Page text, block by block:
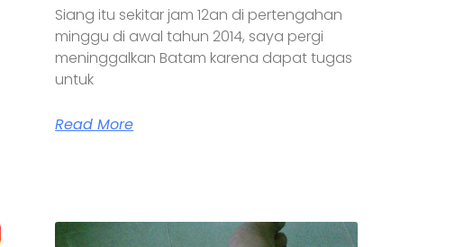
Siang itu sekitar jam 12an di pertengahan
minggu di awal tahun 2014, saya pergi
meninggalkan Batam karena dapat tugas
untuk
Read More